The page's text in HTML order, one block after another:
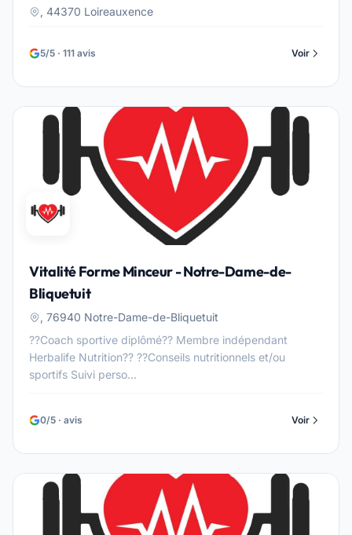
, 44370 Loireauxence
5/5 · 111 avis Voir
Vitalité Forme Minceur - Notre-Dame-de-
Bliquetuit
, 76940 Notre-Dame-de-Bliquetuit
??Coach sportive diplômé?? Membre indépendant
Herbalife Nutrition?? ??Conseils nutritionnels et/ou
sportifs Suivi perso...
0/5 · avis Voir